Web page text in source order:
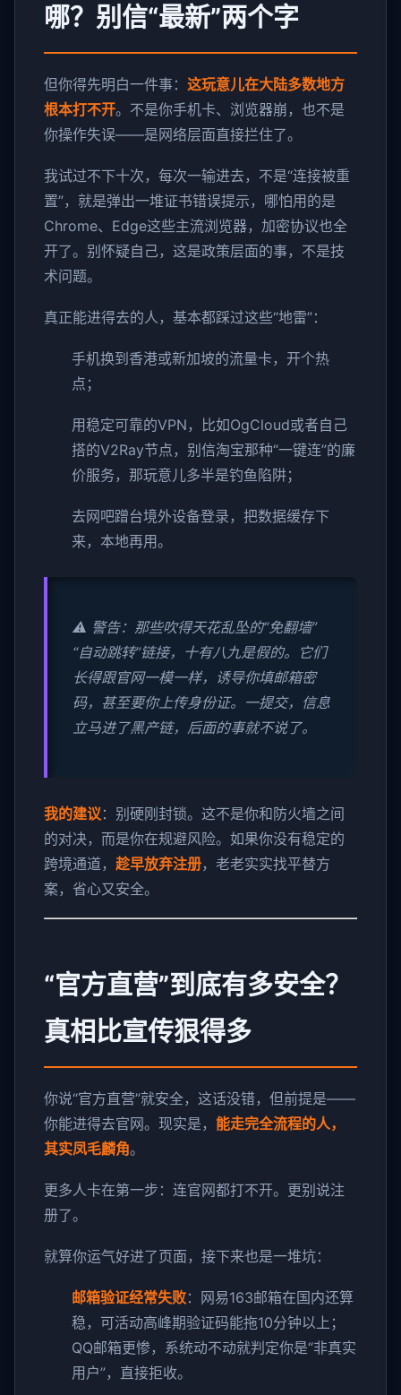
哪？别信“最新”两个字
但你得先明白一件事： 这玩意儿在大陆多数地方
根本打不开。不是你手机卡、浏览器崩，也不是
你操作失误——是网络层面直接拦住了。
我试过不下十次，每次一输进去，不是“连接被重
置”，就是弹出一堆证书错误提示，哪怕用的是
Chrome、Edge这些主流浏览器，加密协议也全
开了。别怀疑自己，这是政策层面的事，不是技
术问题。
真正能进得去的人，基本都踩过这些“地雷”：
手机换到香港或新加坡的流量卡，开个热
点；
用稳定可靠的VPN，比如OgCloud或者自己
搭的V2Ray节点，别信淘宝那种“一键连”的廉
价服务，那玩意儿多半是钓鱼陷阱；
去网吧蹭台境外设备登录，把数据缓存下
来，本地再用。
⚠️ 警告：那些吹得天花乱坠的“免翻墙”
“自动跳转”链接，十有八九是假的。它们
长得跟官网一模一样，诱导你填邮箱密
码，甚至要你上传身份证。一提交，信息
立马进了黑产链，后面的事就不说了。
我的建议：别硬刚封锁。这不是你和防火墙之间
的对决，而是你在规避风险。如果你没有稳定的
跨境通道， 趁早放弃注册，老老实实找平替方
案，省心又安全。
“官方直营”到底有多安全？
真相比宣传狠得多
你说“官方直营”就安全，这话没错，但前提是——
你能进得去官网。现实是， 能走完全流程的人，
其实凤毛麟角。
更多人卡在第一步：连官网都打不开。更别说注
册了。
就算你运气好进了页面，接下来也是一堆坑：
邮箱验证经常失败：网易163邮箱在国内还算
稳，可活动高峰期验证码能拖10分钟以上；
QQ邮箱更惨，系统动不动就判定你是“非真实
用户”，直接拒收。